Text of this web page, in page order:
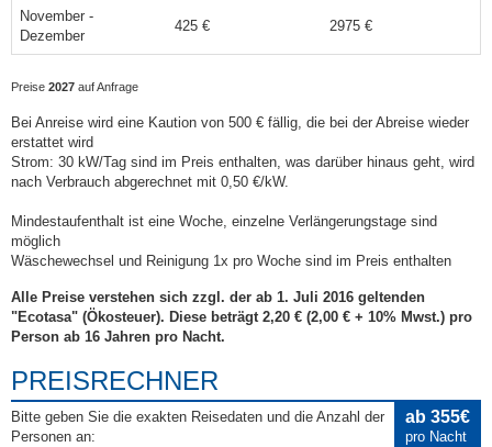
November -
Dezember
425 € 2975 €
Preise 2027 auf Anfrage
Bei Anreise wird eine Kaution von 500 € fällig, die bei der Abreise wieder
erstattet wird
Strom: 30 kW/Tag sind im Preis enthalten, was darüber hinaus geht, wird
nach Verbrauch abgerechnet mit 0,50 €/kW.
Mindestaufenthalt ist eine Woche, einzelne Verlängerungstage sind
möglich
Wäschewechsel und Reinigung 1x pro Woche sind im Preis enthalten
Alle Preise verstehen sich zzgl. der ab 1. Juli 2016 geltenden
"Ecotasa" (Ökosteuer). Diese beträgt 2,20 € (2,00 € + 10% Mwst.) pro
Person ab 16 Jahren pro Nacht.
ab 355€
pro Nacht
PREISRECHNER
Bitte geben Sie die exakten Reisedaten und die Anzahl der
Personen an: